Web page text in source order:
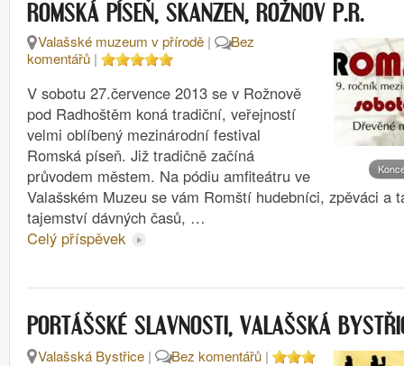
ROMSKÁ PÍSEŇ, SKANZEN, ROŽNOV P.R.
Valašské muzeum v přírodě |
Bez
komentářů |
V sobotu 27.července 2013 se v Rožnově
pod Radhoštěm koná tradiční, veřejností
velmi oblíbený mezinárodní festival
Romská píseň. Již tradičně začíná
průvodem městem. Na pódiu amfiteátru ve
Valašském Muzeu se vám Romští hudebníci, zpěváci a
tajemství dávných časů, …
Celý příspěvek
PORTÁŠSKÉ SLAVNOSTI, VALAŠSKÁ
Valašská Bystřice | Bez komentářů |